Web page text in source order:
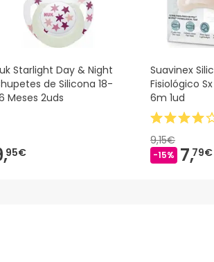
Starlight Day & Night
de Silicona 18-
Meses 2uds
95€
Suavinex
Fisiológico
6m 1ud
9,15€
-15% 7,79€